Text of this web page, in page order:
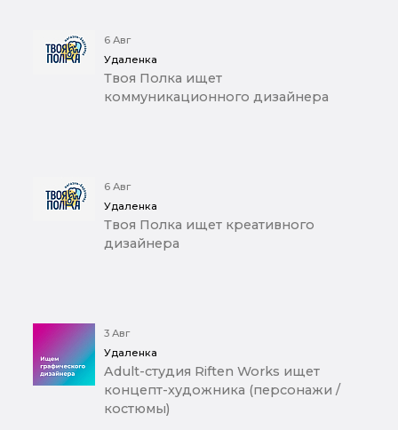
6 Авг
Удаленка
Твоя Полка ищет
коммуникационного дизайнера
6 Авг
Удаленка
Твоя Полка ищет креативного
дизайнера
3 Авг
Удаленка
Adult-студия Riften Works ищет
концепт-художника (персонажи /
костюмы)